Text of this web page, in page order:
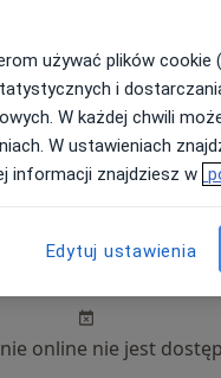
online nie jest
Poproś o wizytę
Jutro Ndz,
online nie jest
używać plików cookie
i
W każdej chwili
W ustawieniach
informacji znajdziesz w
Edytuj ustawienia